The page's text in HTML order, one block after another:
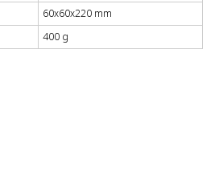
60x60x220 mm
400 g